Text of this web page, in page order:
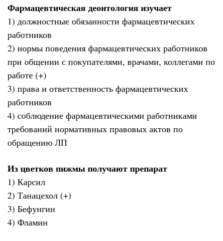
Фармацевтическая деонтология изучает
1) должностные обязанности фармацевтических
работников
2) нормы поведения фармацевтических работников
при общении с покупателями, врачами, коллегами по
работе (+)
3) права и ответственность фармацевтических
работников
4) соблюдение фармацевтическими работниками
требований нормативных правовых актов по
обращению ЛП
Из цветков пижмы получают препарат
1) Карсил
2) Танацехол (+)
3) Бефунгин
4) Фламин